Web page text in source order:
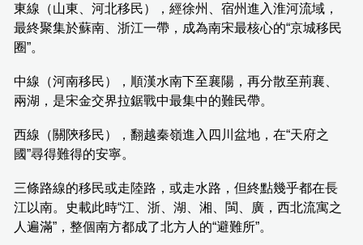
東線（山東、河北移民），經徐州、宿州進入淮河流域，
最終聚集於蘇南、浙江一帶，成為南宋最核心的“京城移民
圈”。
中線（河南移民），順漢水南下至襄陽，再分散至荊襄、
兩湖，是宋金交界拉鋸戰中最集中的難民帶。
西線（關陝移民），翻越秦嶺進入四川盆地，在“天府之
國”尋得難得的安寧。
三條路線的移民或走陸路，或走水路，但終點幾乎都在長
江以南。史載此時“江、浙、湖、湘、閩、廣，西北流寓之
人遍滿”，整個南方都成了北方人的“避難所”。